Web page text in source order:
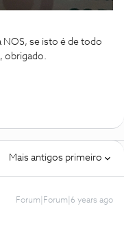
NOS, se isto é de todo
obrigado.
Mais antigos primeiro
Forum|Forum|6 years ago